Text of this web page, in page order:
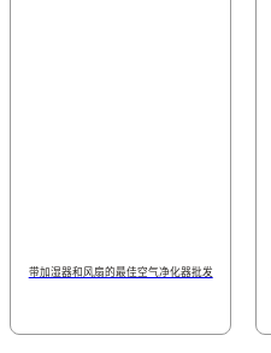
带加湿器和风扇的最佳空气净化器批发